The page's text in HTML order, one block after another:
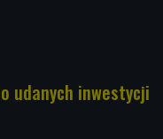
udanych inwestycji